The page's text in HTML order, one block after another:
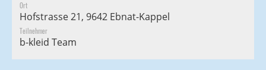
Ort
Hofstrasse 21, 9642 Ebnat-Kappel
Teilnehmer
b-kleid Team